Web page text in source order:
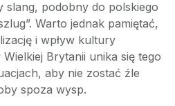
slang, podobny do polskiego
Warto jednak pamiętać,
i wpływ kultury
Brytanii unika się tego
aby nie zostać źle
spoza wysp.